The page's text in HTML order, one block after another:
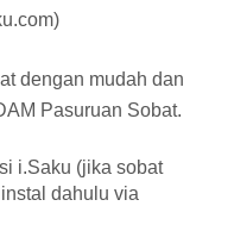
dengan mudah dan
Pasuruan Sobat.
i.Saku (jika sobat
dahulu via